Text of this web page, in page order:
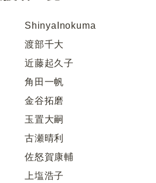
ShinyaInokuma
渡部千大
近藤起久子
角田一帆
金谷拓磨
玉置大嗣
古瀬晴利
佐怒賀康輔
上塩浩子